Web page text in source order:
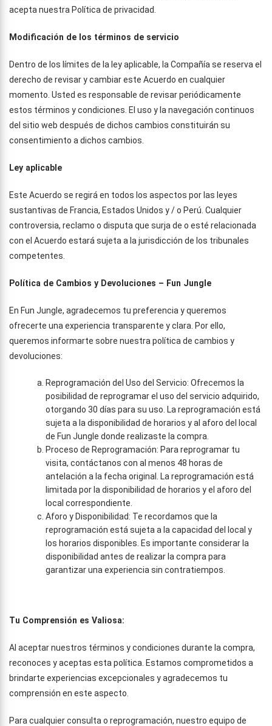
acepta nuestra Política de privacidad.
Modificación de los términos de servicio
Dentro de los límites de la ley aplicable, la Compañía se reserva el
derecho de revisar y cambiar este Acuerdo en cualquier
momento. Usted es responsable de revisar periódicamente
estos términos y condiciones. El uso y la navegación continuos
del sitio web después de dichos cambios constituirán su
consentimiento a dichos cambios.
Ley aplicable
Este Acuerdo se regirá en todos los aspectos por las leyes
sustantivas de Francia, Estados Unidos y / o Perú. Cualquier
controversia, reclamo o disputa que surja de o esté relacionada
con el Acuerdo estará sujeta a la jurisdicción de los tribunales
competentes.
Política de Cambios y Devoluciones – Fun Jungle
En Fun Jungle, agradecemos tu preferencia y queremos
ofrecerte una experiencia transparente y clara. Por ello,
queremos informarte sobre nuestra política de cambios y
devoluciones:
Reprogramación del Uso del Servicio: Ofrecemos la
posibilidad de reprogramar el uso del servicio adquirido,
otorgando 30 días para su uso. La reprogramación está
sujeta a la disponibilidad de horarios y al aforo del local
de Fun Jungle donde realizaste la compra.
Proceso de Reprogramación: Para reprogramar tu
visita, contáctanos con al menos 48 horas de
antelación a la fecha original. La reprogramación está
limitada por la disponibilidad de horarios y el aforo del
local correspondiente.
Aforo y Disponibilidad: Te recordamos que la
reprogramación está sujeta a la capacidad del local y
los horarios disponibles. Es importante considerar la
disponibilidad antes de realizar la compra para
garantizar una experiencia sin contratiempos.
Tu Comprensión es Valiosa:
Al aceptar nuestros términos y condiciones durante la compra,
reconoces y aceptas esta política. Estamos comprometidos a
brindarte experiencias excepcionales y agradecemos tu
comprensión en este aspecto.
Para cualquier consulta o reprogramación, nuestro equipo de